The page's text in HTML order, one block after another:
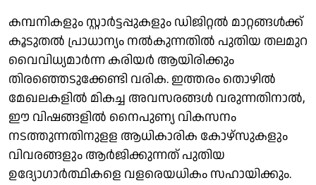
കമ്പനികളും സ്റ്റാര്‍ട്ടപ്പുകളും ഡിജിറ്റൽ മാറ്റങ്ങൾക്ക്
കൂടുതൽ പ്രാധാന്യം നൽകുന്നതില്‍ പുതിയ തലമുറ
വൈവിധ്യമാർന്ന കരിയർ ആയിരിക്കും
തിരഞ്ഞെടുക്കേണ്ടി വരിക. ഇത്തരം തൊഴില്‍
മേഖലകളില്‍ മികച്ച അവസരങ്ങള്‍ വരുന്നതിനാല്‍,
ഈ വിഷങ്ങളില്‍ നൈപുണ്യ വികസനം
നടത്തുന്നതിനുളള ആധികാരിക കോഴ്സുകളും
വിവരങ്ങളും ആര്‍ജിക്കുന്നത് പുതിയ
ഉദ്യോഗാര്‍ത്ഥികളെ വളരെയധികം സഹായിക്കും.